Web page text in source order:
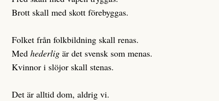
Brott skall med skott förebyggas.
Folket från folkbildning skall renas.
Med hederlig är det svensk som menas.
Kvinnor i slöjor skall stenas.
Det är alltid dom, aldrig vi.